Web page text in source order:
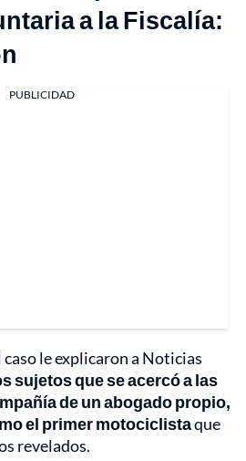
a la Fiscalía:
PUBLICIDAD
le explicaron a Noticias
sujetos que se acercó a las
de un abogado propio,
el primer motociclistaque
revelados.